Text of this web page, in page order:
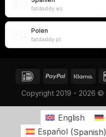
fatdaddy.es
Polen
fatdaddy.pl
Copyright 2019 - 2026 ©
English
Español (Spanish)